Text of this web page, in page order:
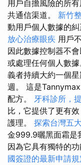
用戶自擔風險的所
共通信渠道。 新竹
動用戶個人數據的糾
放心治療眼疾 用戶
因此數據控制器不
或處理任何個人數據
義者持續大約一個
週。 這是
配方。 牙科診所，
比，它提供了更有
護理。 探索台灣五
金999.9曬黑面霜是
因為它具有獨特的
國簽證的最新申請規